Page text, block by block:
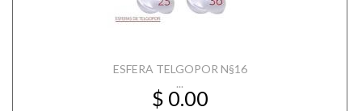
ESFERA TELGOPOR N§16
...
$ 0.00